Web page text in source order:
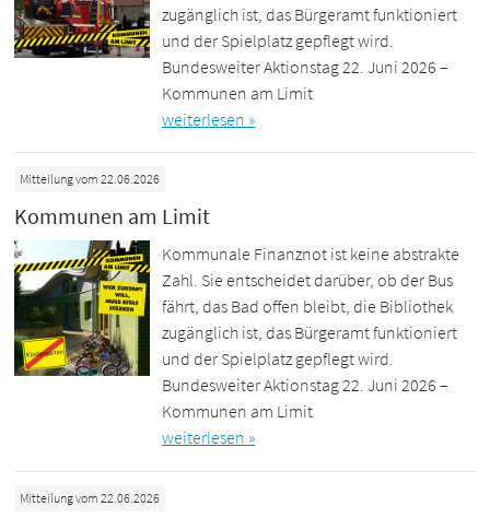
zugänglich ist, das Bürgeramt funktioniert
und der Spielplatz gepflegt wird.
Bundesweiter Aktionstag 22. Juni 2026 –
Kommunen am Limit
weiterlesen »
Mitteilung vom 22.06.2026
Kommunen am Limit
Kommunale Finanznot ist keine abstrakte
Zahl. Sie entscheidet darüber, ob der Bus
fährt, das Bad offen bleibt, die Bibliothek
zugänglich ist, das Bürgeramt funktioniert
und der Spielplatz gepflegt wird.
Bundesweiter Aktionstag 22. Juni 2026 –
Kommunen am Limit
weiterlesen »
Mitteilung vom 22.06.2026